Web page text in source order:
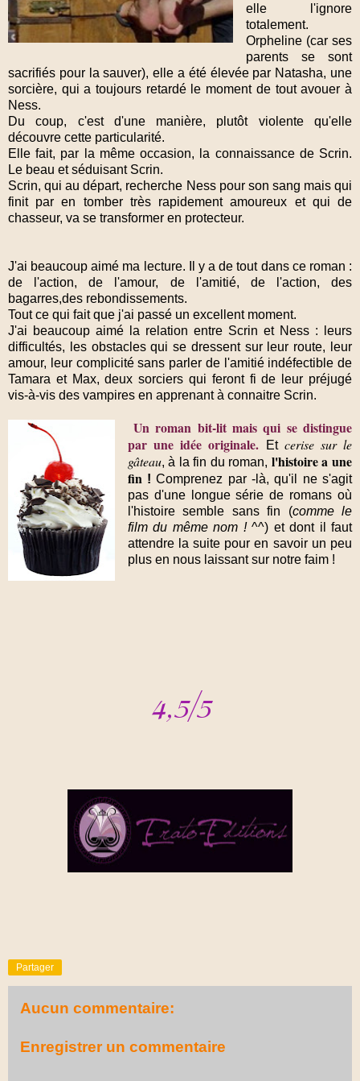
elle l'ignore
totalement.
Orpheline (car ses
parents se sont
sacrifiés pour la sauver), elle a été élevée par Natasha, une
sorcière, qui a toujours retardé le moment de tout avouer à
Ness.
Du coup, c'est d'une manière, plutôt violente qu'elle
découvre cette particularité.
Elle fait, par la même occasion, la connaissance de Scrin.
Le beau et séduisant Scrin.
Scrin, qui au départ, recherche Ness pour son sang mais qui
finit par en tomber très rapidement amoureux et qui de
chasseur, va se transformer en protecteur.
J'ai beaucoup aimé ma lecture. Il y a de tout dans ce roman :
de l'action, de l'amour, de l'amitié, de l'action, des
bagarres,des rebondissements.
Tout ce qui fait que j'ai passé un excellent moment.
J'ai beaucoup aimé la relation entre Scrin et Ness : leurs
difficultés, les obstacles qui se dressent sur leur route, leur
amour, leur complicité sans parler de l'amitié indéfectible de
Tamara et Max, deux sorciers qui feront fi de leur préjugé
vis-à-vis des vampires en apprenant à connaitre Scrin.
Un roman bit-lit mais qui se distingue
par une idée originale. Et cerise sur le
gâteau, à la fin du roman, l'histoire a une
fin !Comprenez par -là, qu'il ne s'agit
pas d'une longue série de romans où
l'histoire semble sans fin (comme le
film du même nom !^^) et dont il faut
attendre la suite pour en savoir un peu
plus en nous laissant sur notre faim !
Partager
Aucun commentaire:
Enregistrer un commentaire